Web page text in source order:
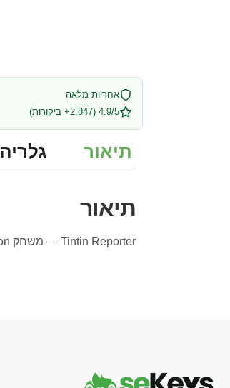
אחריות מלאה
4.9/5 (2,847+ ביקורות)
תיאור גלריה
תיאור
Tintin Reporter — משחק Action זמין ב-SE-Keys עם אספקה מיידית ותמיכה מלאה בעברית.